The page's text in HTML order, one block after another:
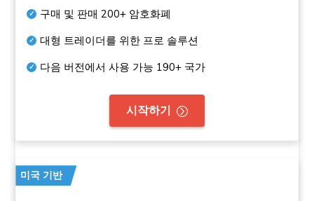
구매 및 판매200+ 암호화폐
대형 트레이더를 위한 프로 솔루션
다음 버전에서 사용 가능 190+ 국가
시작하기
미국 기반